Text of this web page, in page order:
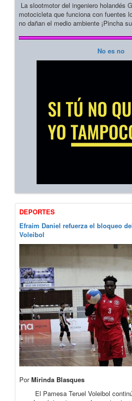
La slootmotor del ingeniero holandés
motocicleta que funciona con fuentes
no dañan el medio ambiente ¡Pincha
No es no
DEPORTES
Efraim Daniel refuerza el bloqueo
Voleibol
PorMirinda Blasques
El Pamesa Teruel Voleibol